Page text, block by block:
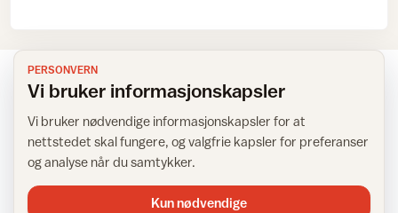
NYHETSBREV
Få inspirasjon rett i innboksen
Meld deg på IFIs nyhetsbrev for tips, råd og inspirasjon til
PERSONVERN
Vi bruker informasjonskapsler
Vi bruker nødvendige informasjonskapsler for at
nettstedet skal fungere, og valgfrie kapsler for preferanser
og analyse når du samtykker.
Kun nødvendige